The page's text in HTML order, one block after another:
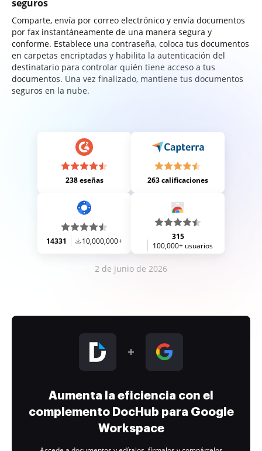
seguros
Comparte, envía por correo electrónico y envía documentos
por fax instantáneamente de una manera segura y
conforme. Establece una contraseña, coloca tus documentos
en carpetas encriptadas y habilita la autenticación del
destinatario para controlar quién tiene acceso a tus
documentos. Una vez finalizado, mantiene tus documentos
seguros en la nube.
238 eseñas 263 calificaciones
14331 10,000,000+
315
100,000+ usuarios
2 de junio de 2026
Aumenta la eficiencia con el
complemento DocHub para Google
Workspace